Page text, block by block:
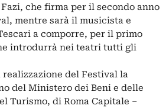
che firma per il secondo anno
mentre sarà il musicista e
a comporre, per il primo
introdurrà nei teatri tutti gli
del Festival la
del Ministero dei Beni e delle
Turismo, di Roma Capitale –